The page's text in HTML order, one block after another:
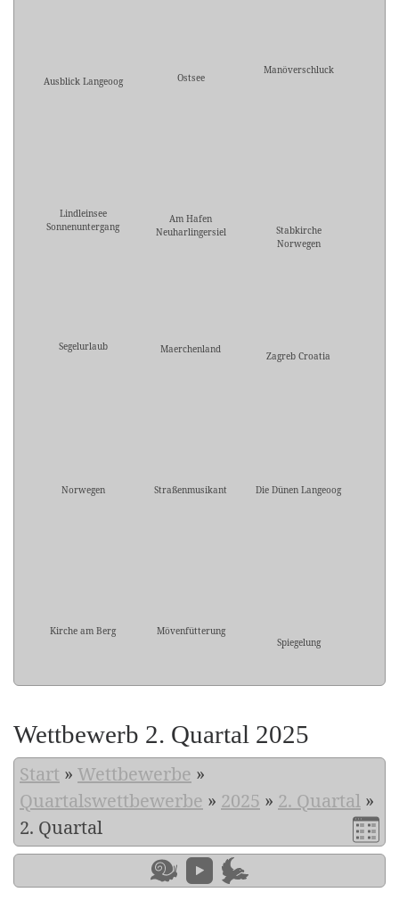
Ausblick Langeoog Ostsee
Manöverschluck
Lindleinsee
Sonnenuntergang
Am Hafen
Neuharlingersiel
Stabkirche
Norwegen
Segelurlaub Maerchenland
Zagreb Croatia
Norwegen Straßenmusikant Die Dünen Langeoog
Kirche am Berg
Mövenfütterung
Spiegelung
Wettbewerb 2. Quartal 2025
Start » Wettbewerbe »
Quartalswettbewerbe » 2025 » 2. Quartal »
2. Quartal